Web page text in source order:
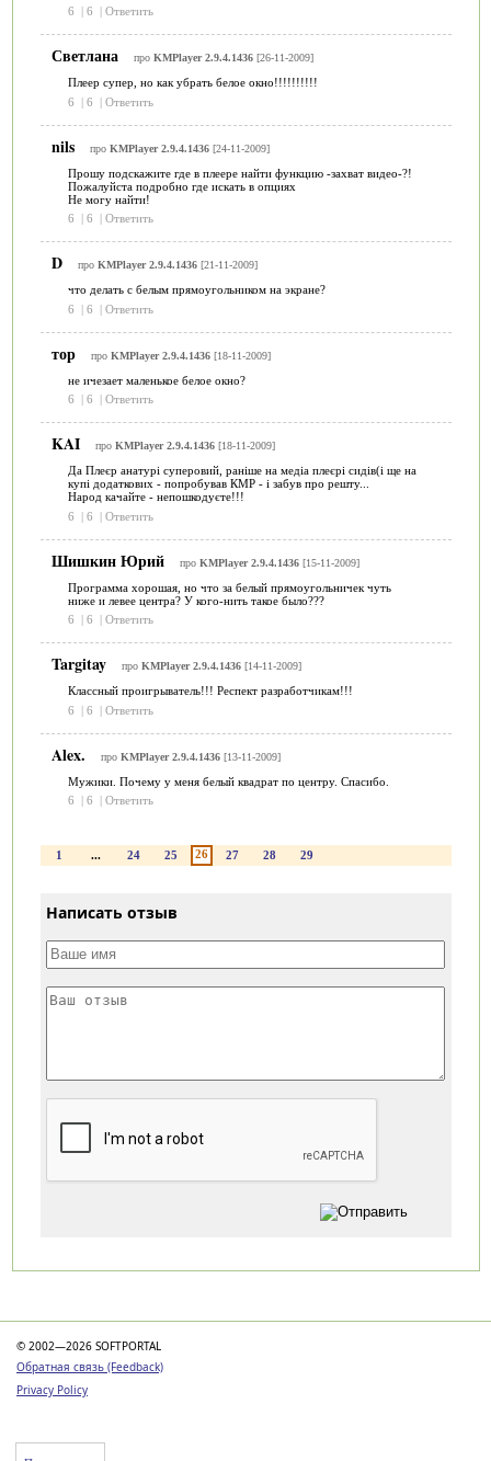
6
| 6 | Ответить
Светлана про KMPlayer 2.9.4.1436[26-11-2009]
Плеер супер, но как убрать белое окно!!!!!!!!!!
6
| 6 | Ответить
nils про KMPlayer 2.9.4.1436[24-11-2009]
Прошу подскажите где в плеере найти функцию -захват видео-?!
Пожалуйста подробно где искать в опциях
Не могу найти!
6
| 6 | Ответить
D про KMPlayer 2.9.4.1436[21-11-2009]
что делать с белым прямоугольником на экране?
6
| 6 | Ответить
тор про KMPlayer 2.9.4.1436[18-11-2009]
не ичезает маленькое белое окно?
6
| 6 | Ответить
KAI про KMPlayer 2.9.4.1436[18-11-2009]
Да Плеєр анатурі суперовий, раніше на медіа плеєрі сидів(і ще на
купі додаткових - попробував КМР - і забув про решту...
Народ качайте - непошкодуєте!!!
6
| 6 | Ответить
Шишкин Юрий про KMPlayer 2.9.4.1436[15-11-2009]
Программа хорошая, но что за белый прямоугольничек чуть
ниже и левее центра? У кого-нить такое было???
6
| 6 | Ответить
Targitay про KMPlayer 2.9.4.1436[14-11-2009]
Классный проигрыватель!!! Респект разработчикам!!!
6
| 6 | Ответить
Alex. про KMPlayer 2.9.4.1436[13-11-2009]
Мужики. Почему у меня белый квадрат по центру. Спасибо.
6
| 6 | Ответить
1 ... 24 25 26 27 28 29
Написать отзыв
© 2002—2026 SOFTPORTAL
Обратная связь (Feedback)
Privacy Policy